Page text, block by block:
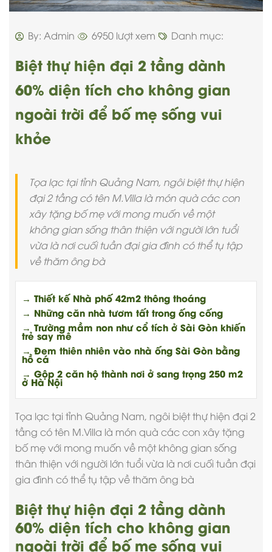
By: Admin 6950 lượt xem Danh mục:
Biệt thự hiện đại 2 tầng dành
60% diện tích cho không gian
ngoài trời để bố mẹ sống vui
khỏe
Tọa lạc tại tỉnh Quảng Nam, ngôi biệt thự hiện
đại 2 tầng có tên M.Villa là món quà các con
xây tặng bố mẹ với mong muốn về một
không gian sống thân thiện với người lớn tuổi
vừa là nơi cuối tuần đại gia đình có thể tụ tập
về thăm ông bà
→ Thiết kế Nhà phố 42m2 thông thoáng
→ Những căn nhà tươm tất trong ống cống
→ Trường mầm non như cổ tích ở Sài Gòn khiến
trẻ say mê
→ Đem thiên nhiên vào nhà ống Sài Gòn bằng
hồ cá
→ Gộp 2 căn hộ thành nơi ở sang trọng 250 m2
ở Hà Nội
Tọa lạc tại tỉnh Quảng Nam, ngôi biệt thự hiện đại 2
tầng có tên M.Villa là món quà các con xây tặng
bố mẹ với mong muốn về một không gian sống
thân thiện với người lớn tuổi vừa là nơi cuối tuần đại
gia đình có thể tụ tập về thăm ông bà
Biệt thự hiện đại 2 tầng dành
60% diện tích cho không gian
ngoài trời để bố mẹ sống vui